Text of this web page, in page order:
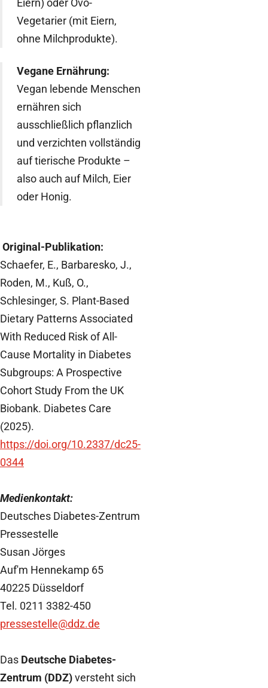
Vegetarier (mit Eiern,
ohne Milchprodukte).
Vegane Ernährung:
Vegan lebende Menschen
ernähren sich
ausschließlich pflanzlich
und verzichten vollständig
auf tierische Produkte –
also auch auf Milch, Eier
oder Honig.
Original-Publikation:
Schaefer, E., Barbaresko, J.,
Roden, M., Kuß, O.,
Schlesinger, S. Plant-Based
Dietary Patterns Associated
With Reduced Risk of All-
Cause Mortality in Diabetes
Subgroups: A Prospective
Cohort Study From the UK
Biobank. Diabetes Care
(2025).
https://doi.org/10.2337/dc25-
0344
Medienkontakt:
Deutsches Diabetes-Zentrum
Pressestelle
Susan Jörges
Auf'm Hennekamp 65
40225 Düsseldorf
Tel. 0211 3382-450
pressestelle@ddz.de
Das Deutsche Diabetes-
Zentrum (DDZ)versteht sich